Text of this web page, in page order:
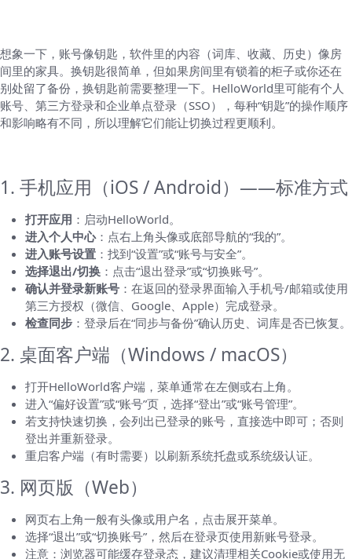
想象一下，账号像钥匙，软件里的内容（词库、收藏、历史）像房
间里的家具。换钥匙很简单，但如果房间里有锁着的柜子或你还在
别处留了备份，换钥匙前需要整理一下。HelloWorld里可能有个人
账号、第三方登录和企业单点登录（SSO），每种“钥匙”的操作顺序
和影响略有不同，所以理解它们能让切换过程更顺利。
1. 手机应用（iOS / Android）——标准方式
打开应用 ：启动HelloWorld。
进入个人中心：点右上角头像或底部导航的“我的”。
进入账号设置 ：找到“设置”或“账号与安全”。
选择退出/切换 ：点击“退出登录”或“切换账号”。
确认并登录新账号 ：在返回的登录界面输入手机号/邮箱或使用
第三方授权（微信、Google、Apple）完成登录。
检查同步 ：登录后在“同步与备份”确认历史、词库是否已恢复。
2. 桌面客户端（Windows / macOS）
打开HelloWorld客户端，菜单通常在左侧或右上角。
进入“偏好设置”或“账号”页，选择“登出”或“账号管理”。
若支持快速切换，会列出已登录的账号，直接选中即可；否则
登出并重新登录。
重启客户端（有时需要）以刷新系统托盘或系统级认证。
3. 网页版（Web）
网页右上角一般有头像或用户名，点击展开菜单。
选择“退出”或“切换账号”，然后在登录页使用新账号登录。
注意：浏览器可能缓存登录态，建议清理相关Cookie或使用无